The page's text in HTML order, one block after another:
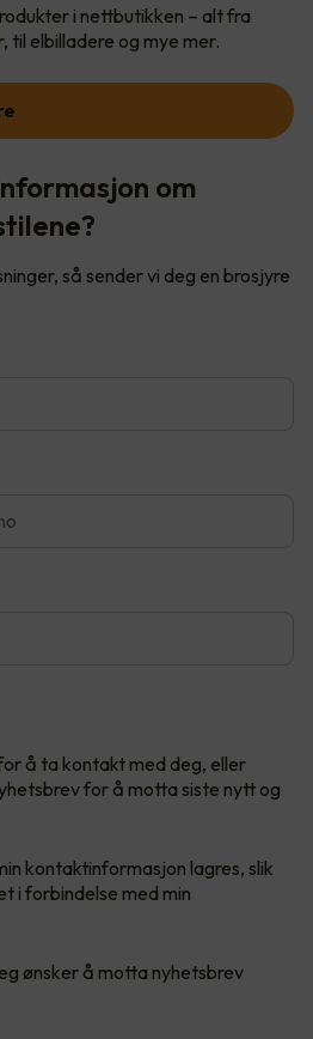
i nettbutikken – alt fra
elbilladere og mye mer.
om
så sender vi deg en brosjyre
å ta kontakt med deg, eller
for å motta siste nytt og
kontaktinformasjon lagres, slik
i forbindelse med min
ønsker å motta nyhetsbrev